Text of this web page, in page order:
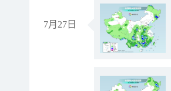
7月27日